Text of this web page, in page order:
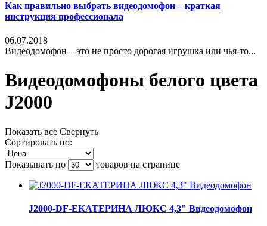
Как правильно выбрать видеодомофон – краткая
инструкция профессионала
06.07.2018
Видеодомофон – это не просто дорогая игрушка или чья-то...
Видеодомофоны белого цвета
J2000
Показать все Свернуть
Сортировать по:
Показывать по товаров на странице
J2000-DF-ЕКАТЕРИНА ЛЮКС 4,3" Видеодомофон